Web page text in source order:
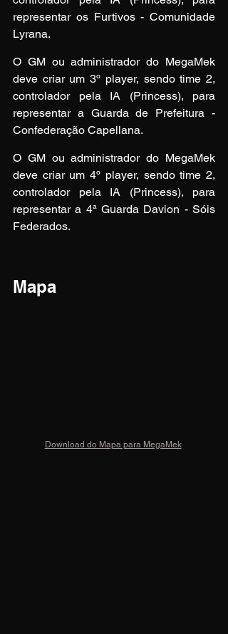
representar os Furtivos - Comunidade
Lyrana.
O GM ou administrador do MegaMek
deve criar um 3º player, sendo time 2,
controlador pela IA (Princess), para
representar a Guarda de Prefeitura -
Confederação Capellana.
O GM ou administrador do MegaMek
deve criar um 4º player, sendo time 2,
controlador pela IA (Princess), para
representar a 4ª Guarda Davion - Sóis
Federados.
Mapa
Download do Mapa para MegaMek